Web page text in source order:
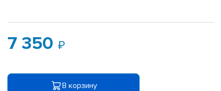
7 350
В корзину